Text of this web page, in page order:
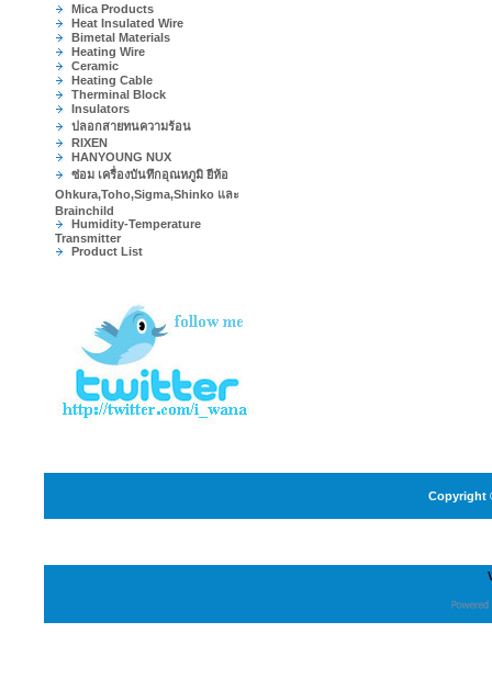
Mica Products
Heat Insulated Wire
Bimetal Materials
Heating Wire
Ceramic
Heating Cable
Therminal Block
Insulators
ปลอกสายทนความร้อน
RIXEN
HANYOUNG NUX
ซ่อม เครื่องบันทึกอุณหภูมิ ยีห้อ
Ohkura,Toho,Sigma,Shinko และ
Brainchild
Humidity-Temperature
Transmitter
Product List
Copyright